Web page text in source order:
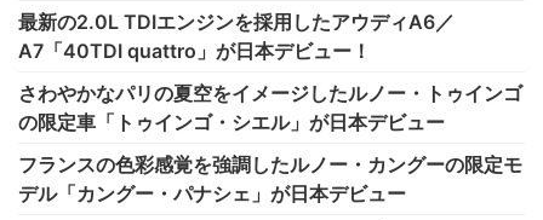
最新の2.0L TDIエンジンを採用したアウディA6／
A7「40TDI quattro」が日本デビュー！
さわやかなパリの夏空をイメージしたルノー・トゥインゴ
の限定車「トゥインゴ・シエル」が日本デビュー
フランスの色彩感覚を強調したルノー・カングーの限定モ
デル「カングー・パナシェ」が日本デビュー